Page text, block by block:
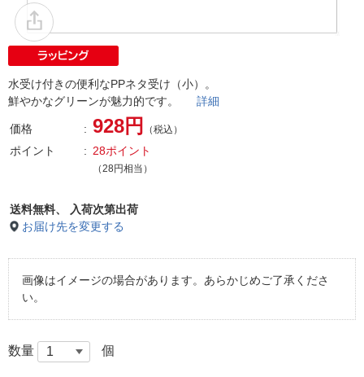
水受け付きの便利なPPネタ受け（小）。
鮮やかなグリーンが魅力的です。 詳細
価格 928円 （税込）
ポイント 28ポイント
（28円相当）
送料無料、
入荷次第出荷
お届け先を変更する
画像はイメージの場合があります。あらかじめご了承くださ
い。
数量 個